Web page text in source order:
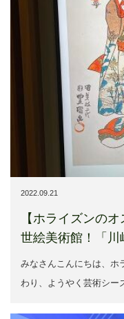
2022.09.21
【ホライズンの
世絵美術館！「川
みなさんこんにちは、ホ
わり、ようやく芸術シー